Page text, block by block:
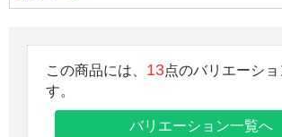
この商品には、 13点のバリエーショ
す。
バリエーション一覧へ